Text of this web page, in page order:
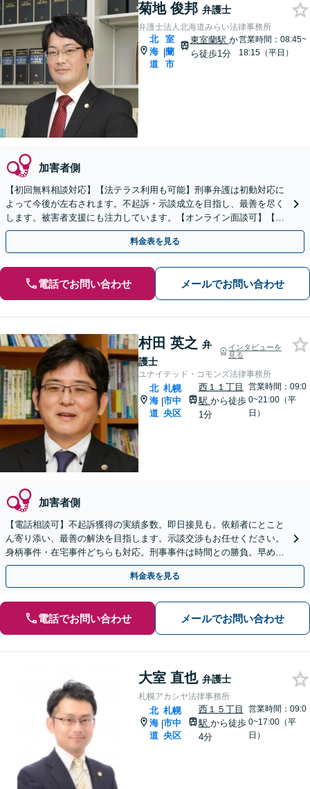
菊地 俊邦 弁護士
弁護士法人北海道みらい法律事務所
北
海
道
|
室
蘭
市
東室蘭駅 か
ら徒歩1分
営業時間：08:45~
18:15（平日）
加害者側
【初回無料相談対応】【法テラス利用も可能】刑事弁護は初動対応に
よって今後が左右されます。不起訴・示談成立を目指し、最善を尽く
します。被害者支援にも注力しています。【オンライン面談可】【完
全個室で相談可】【東室蘭駅1分】
料金表を見る
電話でお問い合わせ メールでお問い合わせ
村田 英之 弁
護士
インタビューを
見る
ユナイテッド・コモンズ法律事務所
北
海
道
|
札幌
市中
央区
西１１丁目
駅 から徒歩
1分
営業時間：09:0
0~21:00（平
日）
加害者側
【電話相談可】不起訴獲得の実績多数。即日接見も。依頼者にとこと
ん寄り添い、最善の解決を目指します。示談交渉もお任せください。
身柄事件・在宅事件どちらも対応。刑事事件は時間との勝負。早めに
ご相談ください【夜間・休日対応】
料金表を見る
電話でお問い合わせ メールでお問い合わせ
大室 直也 弁護士
札幌アカシヤ法律事務所
北
海
道
|
札幌
市中
央区
西１５丁目
駅 から徒歩
4分
営業時間：09:0
0~17:00（平
日）